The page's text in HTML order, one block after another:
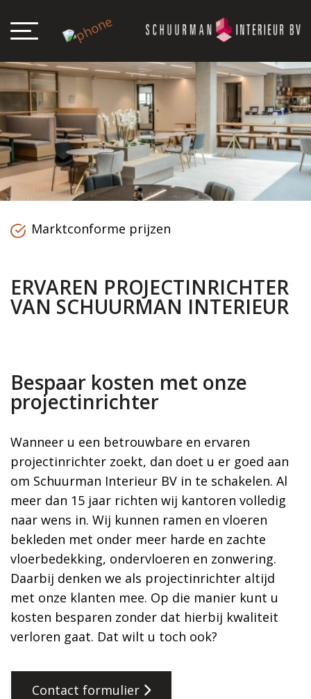
Marktconforme prijzen
ERVAREN PROJECTINRICHTER
VAN SCHUURMAN INTERIEUR
Bespaar kosten met onze
projectinrichter
Wanneer u een betrouwbare en ervaren
projectinrichter zoekt, dan doet u er goed aan
om Schuurman Interieur BV in te schakelen. Al
meer dan 15 jaar richten wij kantoren volledig
naar wens in. Wij kunnen ramen en vloeren
bekleden met onder meer harde en zachte
vloerbedekking, ondervloeren en zonwering.
Daarbij denken we als projectinrichter altijd
met onze klanten mee. Op die manier kunt u
kosten besparen zonder dat hierbij kwaliteit
verloren gaat. Dat wilt u toch ook?
Contact formulier